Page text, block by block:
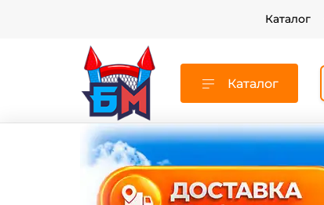
Каталог
Каталог